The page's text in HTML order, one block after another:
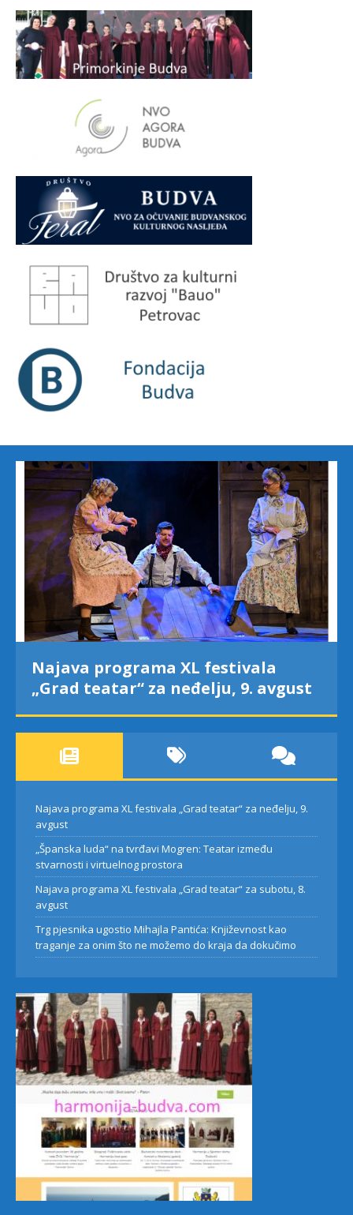
Najava programa XL festivala
„Grad teatar“ za neđelju, 9. avgust
Najava programa XL festivala „Grad teatar“ za neđelju, 9.
avgust
„Španska luda“ na tvrđavi Mogren: Teatar između
stvarnosti i virtuelnog prostora
Najava programa XL festivala „Grad teatar“ za subotu, 8.
avgust
Trg pjesnika ugostio Mihajla Pantića: Književnost kao
traganje za onim što ne možemo do kraja da dokučimo